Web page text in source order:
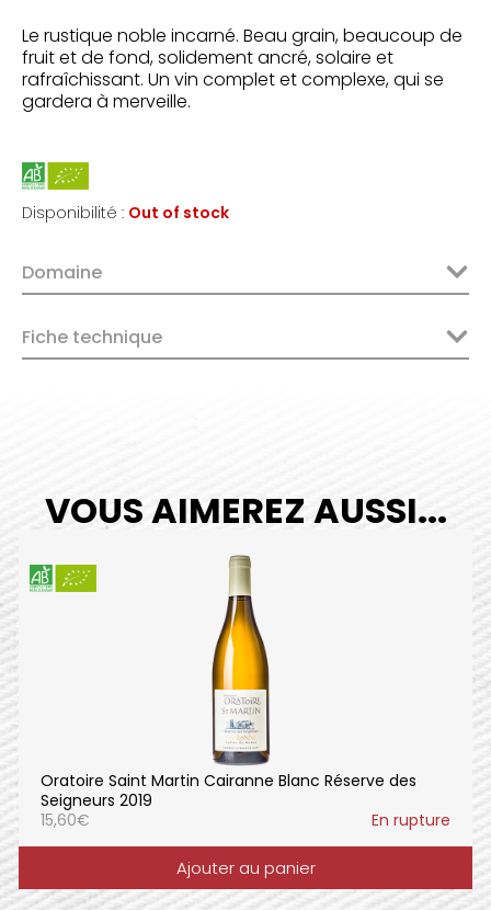
Le rustique noble incarné. Beau grain, beaucoup de
fruit et de fond, solidement ancré, solaire et
rafraîchissant. Un vin complet et complexe, qui se
gardera à merveille.
Disponibilité : Out of stock
Domaine
Fiche technique
VOUS AIMEREZ AUSSI...
Oratoire Saint Martin Cairanne Blanc Réserve des
Seigneurs 2019
15,60€ En rupture
Ajouter au panier